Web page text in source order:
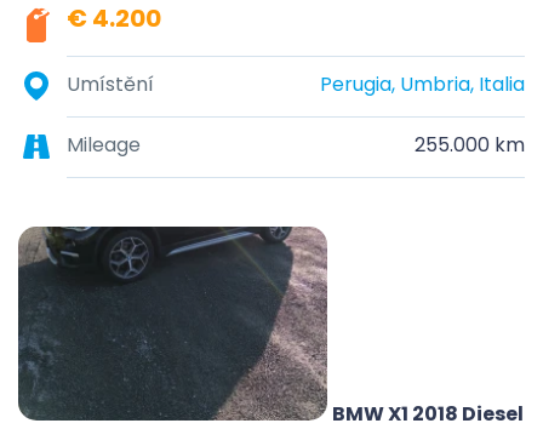
€ 4.200
Umístění Perugia, Umbria, Italia
Mileage 255.000 km
BMW X1 2018 Diesel